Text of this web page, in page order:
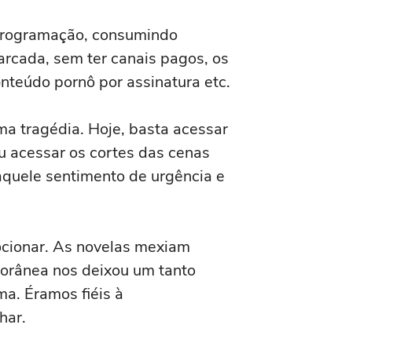
consumindo
sem ter canais pagos, os
pornô por assinatura etc.
tragédia. Hoje, basta acessar
acessar os cortes das cenas
sentimento de urgência e
As novelas mexiam
nos deixou um tanto
Éramos fiéis à